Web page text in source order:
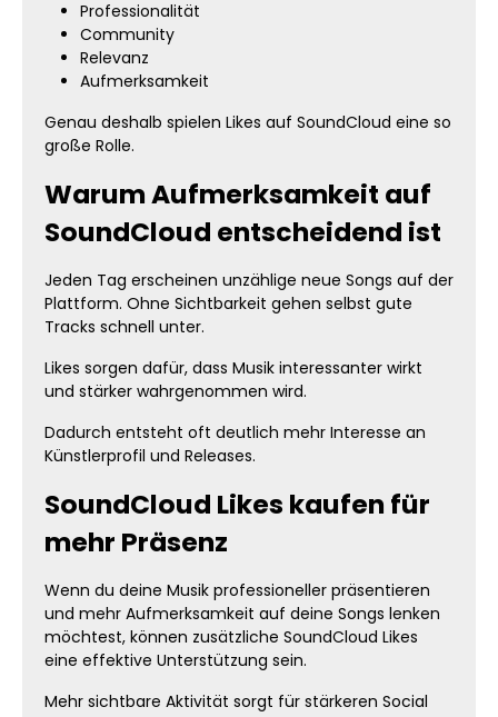
Professionalität
Community
Relevanz
Aufmerksamkeit
Genau deshalb spielen Likes auf SoundCloud eine so
große Rolle.
Warum Aufmerksamkeit auf
SoundCloud entscheidend ist
Jeden Tag erscheinen unzählige neue Songs auf der
Plattform. Ohne Sichtbarkeit gehen selbst gute
Tracks schnell unter.
Likes sorgen dafür, dass Musik interessanter wirkt
und stärker wahrgenommen wird.
Dadurch entsteht oft deutlich mehr Interesse an
Künstlerprofil und Releases.
SoundCloud Likes kaufen für
mehr Präsenz
Wenn du deine Musik professioneller präsentieren
und mehr Aufmerksamkeit auf deine Songs lenken
möchtest, können zusätzliche SoundCloud Likes
eine effektive Unterstützung sein.
Mehr sichtbare Aktivität sorgt für stärkeren Social